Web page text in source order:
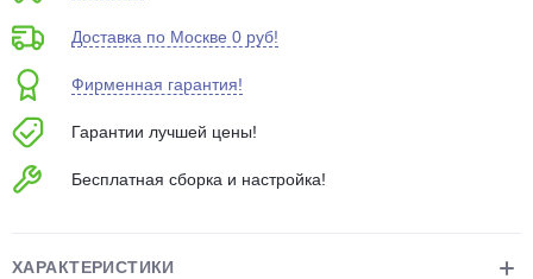
Доставка по Москве 0 руб!
Фирменная гарантия!
Гарантии лучшей цены!
Бесплатная сборка и настройка!
ХАРАКТЕРИСТИКИ
недели